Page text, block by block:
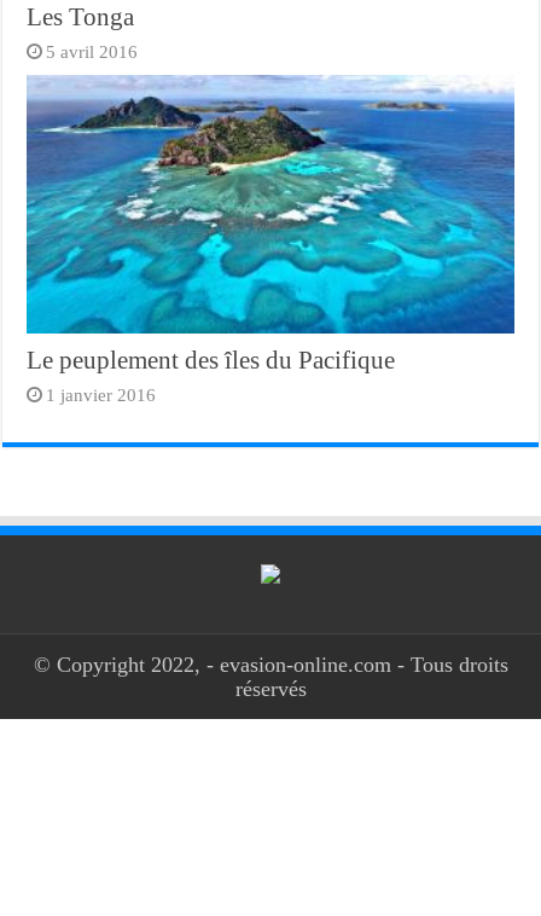
Les Tonga
5 avril 2016
Le peuplement des îles du Pacifique
1 janvier 2016
© Copyright 2022, - evasion-online.com - Tous droits
réservés